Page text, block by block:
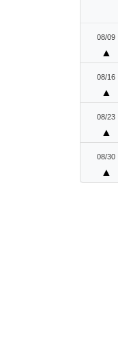
08/09
▲
08/16
▲
08/23
▲
08/30
▲